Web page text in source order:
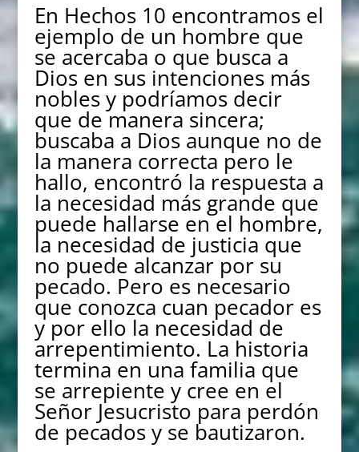
En Hechos 10 encontramos el
ejemplo de un hombre que
se acercaba o que busca a
Dios en sus intenciones más
nobles y podríamos decir
que de manera sincera;
buscaba a Dios aunque no de
la manera correcta pero le
hallo, encontró la respuesta a
la necesidad más grande que
puede hallarse en el hombre,
la necesidad de justicia que
no puede alcanzar por su
pecado. Pero es necesario
que conozca cuan pecador es
y por ello la necesidad de
arrepentimiento. La historia
termina en una familia que
se arrepiente y cree en el
Señor Jesucristo para perdón
de pecados y se bautizaron.